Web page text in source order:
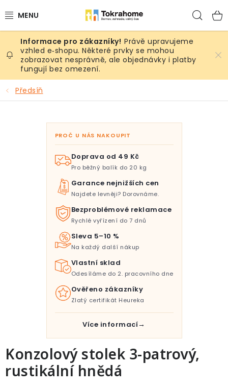
na
Výrobky
Místnosti
Venkovní prostory
Sezóna & Volný čas
Právě upravujeme
vzhled e‑shopu. Některé prvky se mohou
zobrazovat nesprávně, ale objednávky i platby
fungují bez omezení.
Předsíň
Konzolový stolek 3-patrový,
rustikální hnědá
PROČ U NÁS NAKOUPIT
Doprava od 49 Kč
Pro běžný balík do 20 kg
Garance nejnižších cen
Najdete levněji? Dorovnáme.
Bezproblémové reklamace
Rychlé vyřízení do 7 dnů
Sleva 5–10 %
Na každý další nákup
Vlastní sklad
Odesíláme do 2. pracovního dne
Ověřeno zákazníky
Zlatý certifikát Heureka
Více informací